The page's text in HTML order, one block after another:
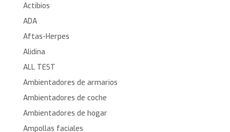
Actibios
ADA
Aftas-Herpes
Alidina
ALL TEST
Ambientadores de armarios
Ambientadores de coche
Ambientadores de hogar
Ampollas faciales